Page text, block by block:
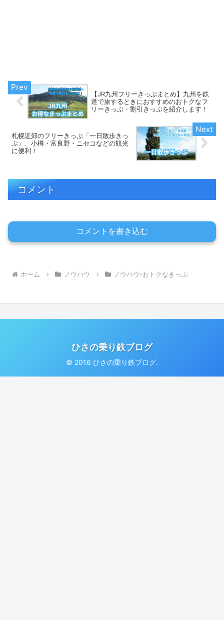
【JR九州フリーきっぷまとめ】九州を鉄
道で旅するときにおすすめのおトクなフ
リーきっぷ・割引きっぷを紹介します！
札幌近郊のフリーきっぷ「一日散歩きっ
ぷ」、小樽・富良野・ニセコなどの観光
に便利！
コメント
コメントを書き込む
ホーム ノウハウ ノウハウ-おトクなきっぷ
ひさの乗り鉄ブログ
© 2016 ひさの乗り鉄ブログ.